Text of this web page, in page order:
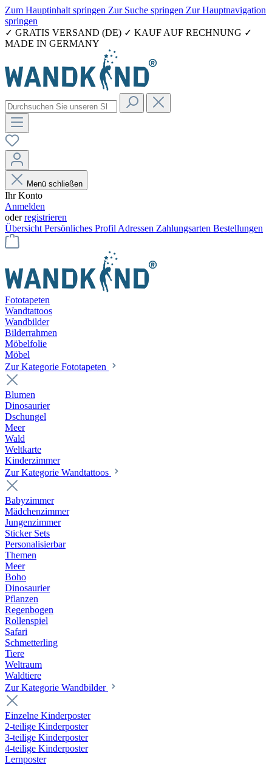
Zum Hauptinhalt springen Zur Suche springen Zur Hauptnavigation
springen
✓ GRATIS VERSAND (DE) ✓ KAUF AUF RECHNUNG ✓
MADE IN GERMANY
Menü schließen
Ihr Konto
Anmelden
oderregistrieren
Übersicht Persönliches Profil Adressen Zahlungsarten Bestellungen
Fototapeten
Wandtattoos
Wandbilder
Bilderrahmen
Möbelfolie
Möbel
Zur Kategorie Fototapeten
Blumen
Dinosaurier
Dschungel
Meer
Wald
Weltkarte
Kinderzimmer
Zur Kategorie Wandtattoos
Babyzimmer
Mädchenzimmer
Jungenzimmer
Sticker Sets
Personalisierbar
Themen
Meer
Boho
Dinosaurier
Pflanzen
Regenbogen
Rollenspiel
Safari
Schmetterling
Tiere
Weltraum
Waldtiere
Zur Kategorie Wandbilder
Einzelne Kinderposter
2-teilige Kinderposter
3-teilige Kinderposter
4-teilige Kinderposter
Lernposter